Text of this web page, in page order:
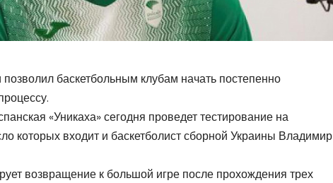
баскетбольным клубам начать постепенно
«Уникаха» сегодня проведет тестирование на
которых входит и баскетболист сборной Украины Владимир
возвращение к большой игре после прохождения трех